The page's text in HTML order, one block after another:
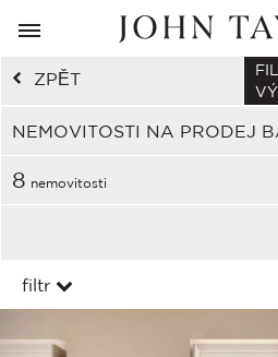
ZPĚT
NEMOVITOSTI NA PRODEJ
8 nemovitosti
filtr